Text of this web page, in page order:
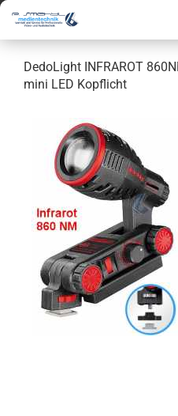
DedoLight INFRAROT
mini LED Kopflicht